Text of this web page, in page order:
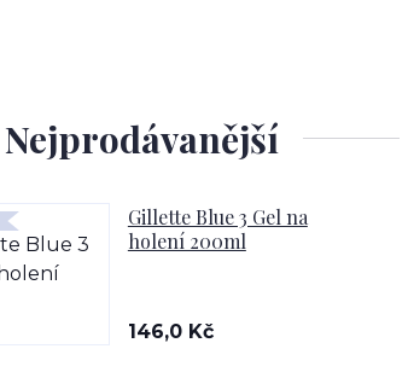
Nejprodávanější
Gillette Blue 3 Gel na
holení 200ml
146,0 Kč